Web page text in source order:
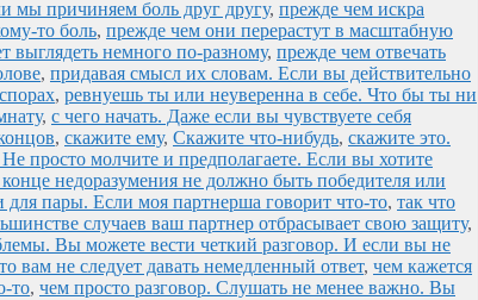
мы причиняем боль друг другу, прежде чем искра
то боль, прежде чем они перерастут в масштабную
выглядеть немного по-разному, прежде чем отвечать
, придавая смысл их словам. Если вы действительно
, ревнуешь ты или неуверенна в себе. Что бы ты ни
, с чего начать. Даже если вы чувствуете себя
, скажите ему, Скажите что-нибудь, скажите это.
просто молчите и предполагаете. Если вы хотите
недоразумения не должно быть победителя или
для пары. Если моя партнерша говорит что-то, так что
случаев ваш партнер отбрасывает свою защиту,
Вы можете вести четкий разговор. И если вы не
то вам не следует давать немедленный ответ, чем кажется
то, чем просто разговор. Слушать не менее важно. Вы